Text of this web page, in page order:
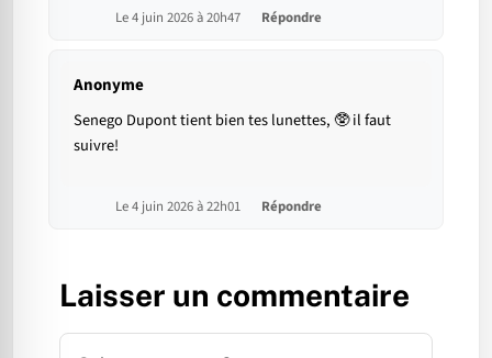
Le 4 juin 2026 à 20h47 Répondre
Anonyme
Senego Dupont tient bien tes lunettes, 🥸 il faut
suivre!
Le 4 juin 2026 à 22h01 Répondre
Laisser un commentaire
Commentaire